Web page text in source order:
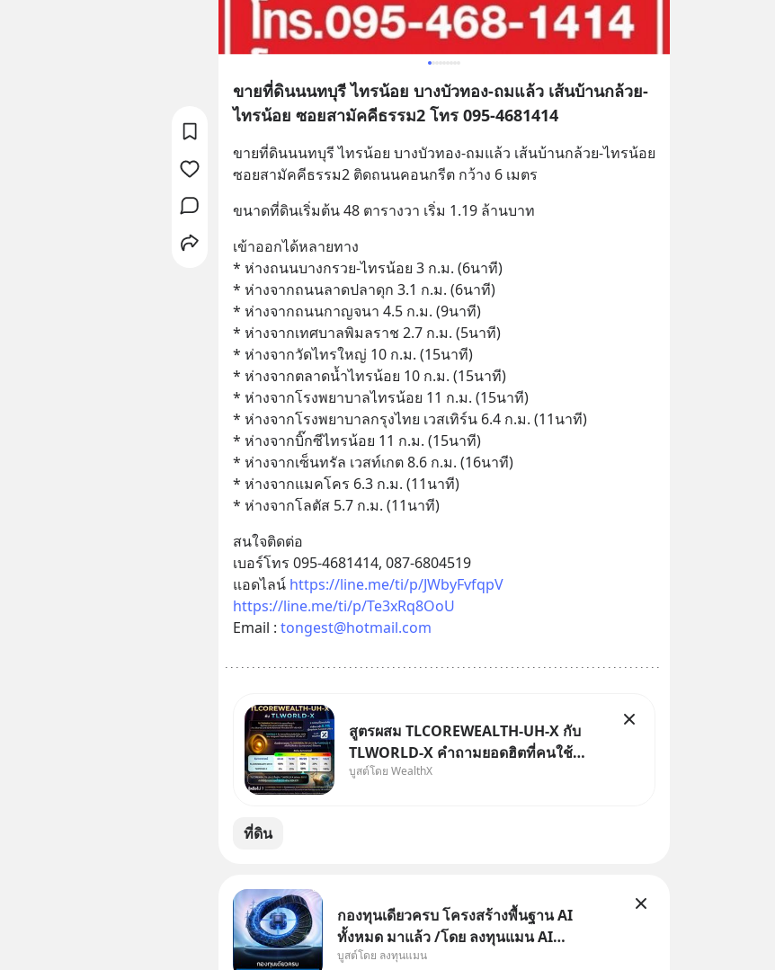
ขายที่ดินนนทบุรี ไทรน้อย บางบัวทอง-ถมแล้ว เส้นบ้านกล้วย-
ไทรน้อย ซอยสามัคคีธรรม2 โทร 095-4681414
ขายที่ดินนนทบุรี ไทรน้อย บางบัวทอง-ถมแล้ว เส้นบ้านกล้วย-ไทรน้อย
ซอยสามัคคีธรรม2 ติดถนนคอนกรีต กว้าง 6 เมตร
ขนาดที่ดินเริ่มต้น 48 ตารางวา เริ่ม 1.19 ล้านบาท
เข้าออกได้หลายทาง
* ห่างถนนบางกรวย-ไทรน้อย 3 ก.ม. (6นาที)
* ห่างจากถนนลาดปลาดุก 3.1 ก.ม. (6นาที)
* ห่างจากถนนกาญจนา 4.5 ก.ม. (9นาที)
* ห่างจากเทศบาลพิมลราช 2.7 ก.ม. (5นาที)
* ห่างจากวัดไทรใหญ่ 10 ก.ม. (15นาที)
* ห่างจากตลาดน้ำไทรน้อย 10 ก.ม. (15นาที)
* ห่างจากโรงพยาบาลไทรน้อย 11 ก.ม. (15นาที)
* ห่างจากโรงพยาบาลกรุงไทย เวสเทิร์น 6.4 ก.ม. (11นาที)
* ห่างจากบิ๊กซีไทรน้อย 11 ก.ม. (15นาที)
* ห่างจากเซ็นทรัล เวสท์เกต 8.6 ก.ม. (16นาที)
* ห่างจากแมคโคร 6.3 ก.ม. (11นาที)
* ห่างจากโลตัส 5.7 ก.ม. (11นาที)
สนใจติดต่อ
เบอร์โทร 095-4681414, 087-6804519
แอดไลน์ https://line.me/ti/p/JWbyFvfqpV
https://line.me/ti/p/Te3xRq8OoU
Email : tongest@hotmail.com
สูตรผสม TLCOREWEALTH-UH-X กับ
TLWORLD-X คำถามยอดฮิตที่คนใช้
WealthX ถามเข้ามา
บูสต์โดย WealthX
ที่ดิน
กองทุนเดียวครบ โครงสร้างพื้นฐาน AI
ทั้งหมด มาแล้ว /โดย ลงทุนแมน AI
Supercycle คือช่วงเวลาที่เทคโนโลยีปัญญา
บูสต์โดย ลงทุนแมน